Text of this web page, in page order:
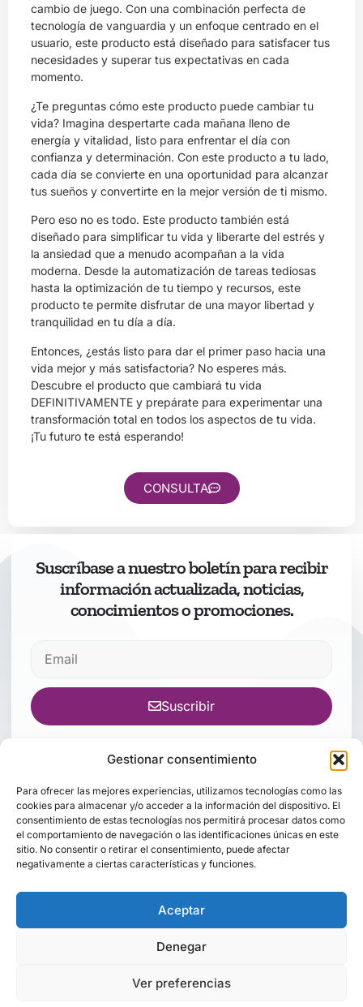
Gestionar consentimiento
Para ofrecer las mejores experiencias, utilizamos tecnologías como las
cookies para almacenar y/o acceder a la información del dispositivo. El
consentimiento de estas tecnologías nos permitirá procesar datos como
el comportamiento de navegación o las identificaciones únicas en este
sitio. No consentir o retirar el consentimiento, puede afectar
negativamente a ciertas características y funciones.
Aceptar
Denegar
Ver preferencias
cambio de juego. Con una combinación perfecta de
tecnología de vanguardia y un enfoque centrado en el
usuario, este producto está diseñado para satisfacer tus
necesidades y superar tus expectativas en cada
momento.
¿Te preguntas cómo este producto puede cambiar tu
vida? Imagina despertarte cada mañana lleno de
energía y vitalidad, listo para enfrentar el día con
confianza y determinación. Con este producto a tu lado,
cada día se convierte en una oportunidad para alcanzar
tus sueños y convertirte en la mejor versión de ti mismo.
Pero eso no es todo. Este producto también está
diseñado para simplificar tu vida y liberarte del estrés y
la ansiedad que a menudo acompañan a la vida
moderna. Desde la automatización de tareas tediosas
hasta la optimización de tu tiempo y recursos, este
producto te permite disfrutar de una mayor libertad y
tranquilidad en tu día a día.
Entonces, ¿estás listo para dar el primer paso hacia una
vida mejor y más satisfactoria? No esperes más.
Descubre el producto que cambiará tu vida
DEFINITIVAMENTE y prepárate para experimentar una
transformación total en todos los aspectos de tu vida.
¡Tu futuro te está esperando!
CONSULTA
Suscríbase a nuestro boletín para recibir
información actualizada, noticias,
conocimientos o promociones.
Suscribir
Inicio Quién soy Conferencias Entrevista Cursos
Contacto
Política de privacidad
por Jllanos.com.